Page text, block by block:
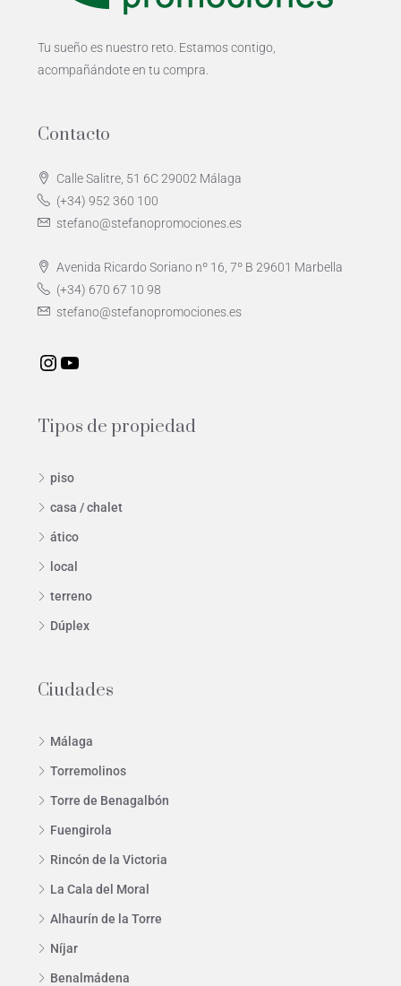
Tu sueño es nuestro reto. Estamos contigo,
acompañándote en tu compra.
Contacto
Calle Salitre, 51 6C 29002 Málaga
(+34) 952 360 100
stefano@stefanopromociones.es
Avenida Ricardo Soriano nº 16, 7º B 29601 Marbella
(+34) 670 67 10 98
stefano@stefanopromociones.es
Tipos de propiedad
piso
casa / chalet
ático
local
terreno
Dúplex
Ciudades
Málaga
Torremolinos
Torre de Benagalbón
Fuengirola
Rincón de la Victoria
La Cala del Moral
Alhaurín de la Torre
Níjar
Benalmádena